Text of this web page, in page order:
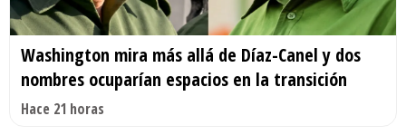
Washington mira más allá de Díaz-Canel y dos
nombres ocuparían espacios en la transición
Hace 21 horas